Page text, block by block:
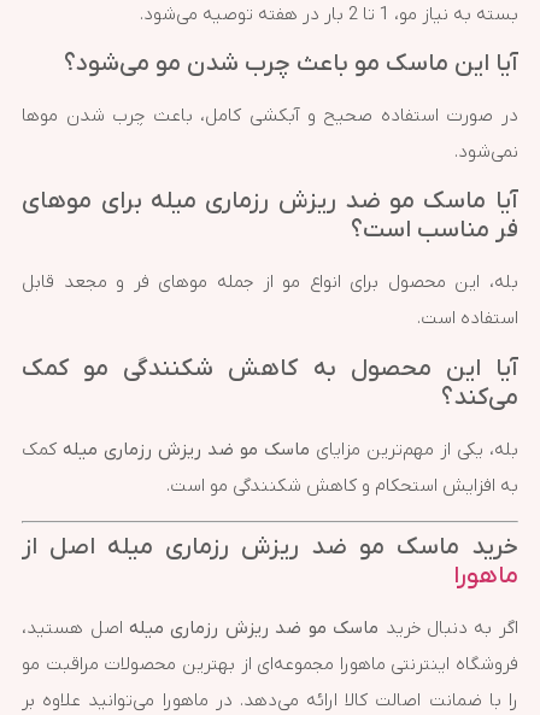
بسته به نیاز مو، 1 تا 2 بار در هفته توصیه می‌شود.
آیا این ماسک مو باعث چرب شدن مو می‌شود؟
در صورت استفاده صحیح و آبکشی کامل، باعث چرب شدن موها
نمی‌شود.
آیا ماسک مو ضد ریزش رزماری میله برای موهای
فر مناسب است؟
بله، این محصول برای انواع مو از جمله موهای فر و مجعد قابل
استفاده است.
آیا این محصول به کاهش شکنندگی مو کمک
می‌کند؟
بله، یکی از مهم‌ترین مزایای ماسک مو ضد ریزش رزماری میله کمک
به افزایش استحکام و کاهش شکنندگی مو است.
خرید ماسک مو ضد ریزش رزماری میله اصل از
ماهورا
اگر به دنبال خرید ماسک مو ضد ریزش رزماری میله اصل هستید،
فروشگاه اینترنتی ماهورا مجموعه‌ای از بهترین محصولات مراقبت مو
را با ضمانت اصالت کالا ارائه می‌دهد. در ماهورا می‌توانید علاوه بر